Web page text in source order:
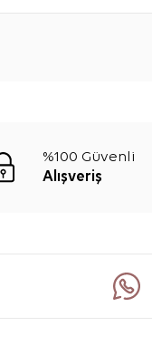
%100 Güvenli
Alışveriş